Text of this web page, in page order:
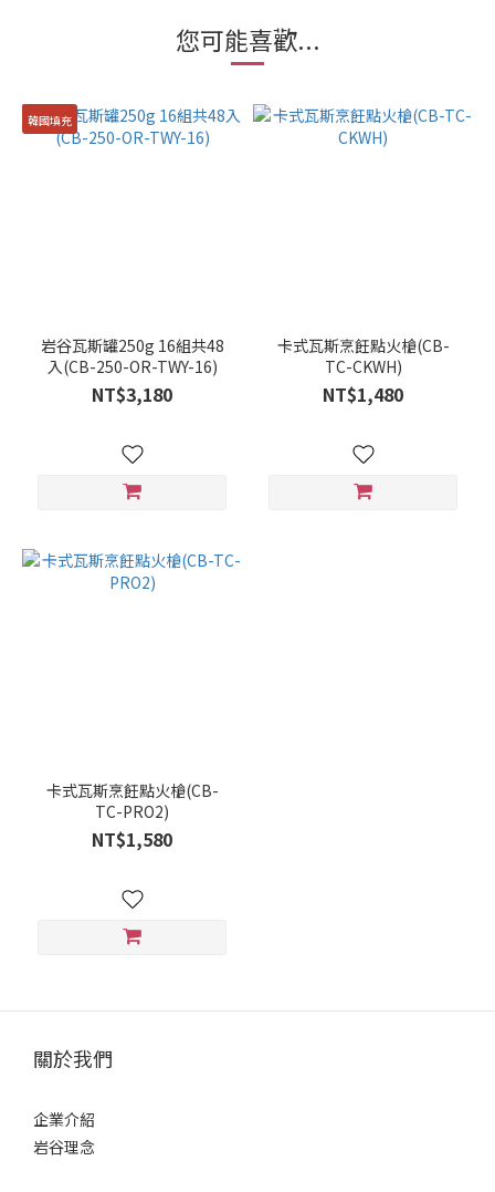
您可能喜歡...
韓國填充
岩谷瓦斯罐250g 16組共48
入(CB-250-OR-TWY-16)
NT$3,180
卡式瓦斯烹飪點火槍(CB-
TC-CKWH)
NT$1,480
卡式瓦斯烹飪點火槍(CB-
TC-PRO2)
NT$1,580
關於我們
企業介紹
岩谷理念